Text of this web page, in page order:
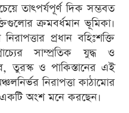
তাৎপর্যপূর্ণ দিক সম্ভবত
ক্রমবর্ধমান ভূমিকা।
প্রধান বহিঃশক্তি
সাম্প্রতিক যুদ্ধ ও
তুরস্ক ও পাকিস্তানের এই
নিরাপত্তা কাঠামোর
একটি অংশ মনে করছেন।